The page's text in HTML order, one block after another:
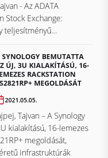
- Az ADATA
Stock Exchange:
teljesítményű...
SYNOLOGY BEMUTATTA
ÚJ, 3U KIALAKÍTÁSÚ, 16-
RACKSTATION
MEGOLDÁSÁT
2021.05.05.
Tajvan – A Synology
kialakítású, 16-lemezes
megoldását,
infrastruktúrák